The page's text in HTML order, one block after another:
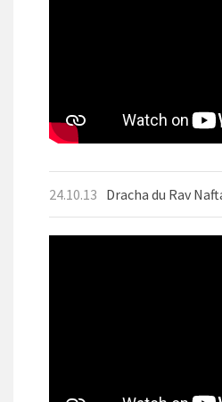
24.10.13